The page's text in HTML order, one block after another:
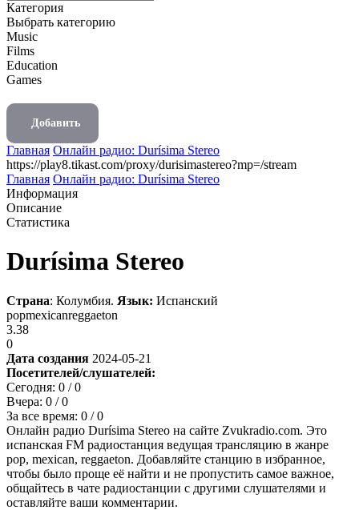
Категория
Выбрать категорию
Music
Films
Education
Games
Добавить
Главная Онлайн радио: Durísima Stereo
https://play8.tikast.com/proxy/durisimastereo?mp=/stream
Главная Онлайн радио: Durísima Stereo
Информация
Описание
Статистика
Durísima Stereo
Страна: Колумбия. Язык: Испанский
popmexicanreggaeton
3.38
0
Дата создания 2024-05-21
Посетителей/слушателей:
Сегодня: 0 / 0
Вчера: 0 / 0
За все время: 0 / 0
Онлайн радио Durísima Stereo на сайте Zvukradio.com. Это
испанская FM радиостанция ведущая трансляцию в жанре
pop, mexican, reggaeton. Добавляйте станцию в избранное,
чтобы было проще её найти и не пропустить самое важное,
общайтесь в чате радиостанции с другими слушателями и
оставляйте ваши комментарии.